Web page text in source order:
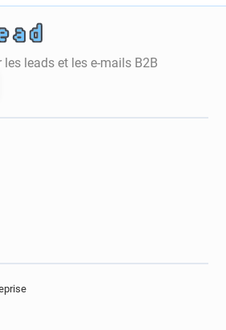
leads et les e-mails B2B